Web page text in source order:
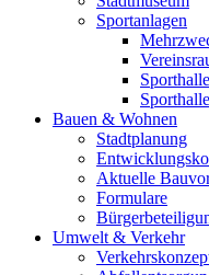
Sportanlagen
Bauen & Wohnen
Stadtplanung
Aktuelle
Formulare
Umwelt & Verkehr